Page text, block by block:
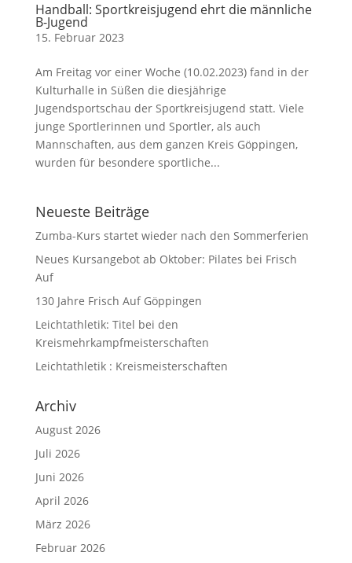
Handball: Sportkreisjugend ehrt die männliche
B-Jugend
15. Februar 2023
Am Freitag vor einer Woche (10.02.2023) fand in der
Kulturhalle in Süßen die diesjährige
Jugendsportschau der Sportkreisjugend statt. Viele
junge Sportlerinnen und Sportler, als auch
Mannschaften, aus dem ganzen Kreis Göppingen,
wurden für besondere sportliche...
Neueste Beiträge
Zumba-Kurs startet wieder nach den Sommerferien
Neues Kursangebot ab Oktober: Pilates bei Frisch
Auf
130 Jahre Frisch Auf Göppingen
Leichtathletik: Titel bei den
Kreismehrkampfmeisterschaften
Leichtathletik : Kreismeisterschaften
Archiv
August 2026
Juli 2026
Juni 2026
April 2026
März 2026
Februar 2026